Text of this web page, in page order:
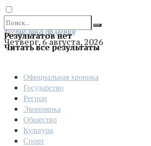
Результатов нет
Читать все результаты
Отправить
Республика Армения
Четверг, 6 августа, 2026
Официальная хроника
Государство
Регион
Экономика
Общество
Культура
Спорт